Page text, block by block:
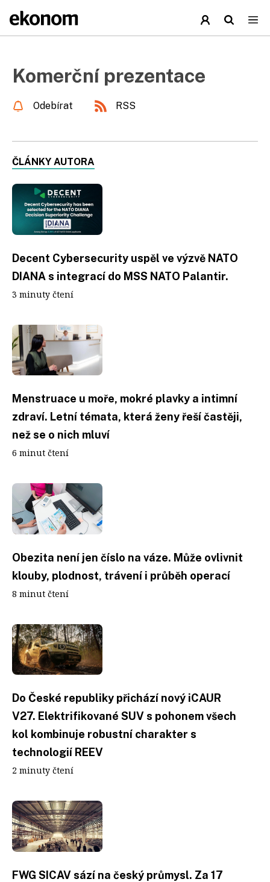
Komerční prezentace
Odebírat RSS
ČLÁNKY AUTORA
Decent Cybersecurity uspěl ve výzvě NATO
DIANA s integrací do MSS NATO Palantir.
3 minuty čtení
Menstruace u moře, mokré plavky a intimní
zdraví. Letní témata, která ženy řeší častěji,
než se o nich mluví
6 minut čtení
Obezita není jen číslo na váze. Může ovlivnit
klouby, plodnost, trávení i průběh operací
8 minut čtení
Do České republiky přichází nový iCAUR
V27. Elektrifikované SUV s pohonem všech
kol kombinuje robustní charakter s
technologií REEV
2 minuty čtení
FWG SICAV sází na český průmysl. Za 17